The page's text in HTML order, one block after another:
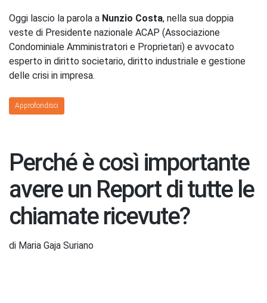
Oggi lascio la parola a Nunzio Costa, nella sua doppia
veste di Presidente nazionale ACAP (Associazione
Condominiale Amministratori e Proprietari) e avvocato
esperto in diritto societario, diritto industriale e gestione
delle crisi in impresa.
Approfondisci
Perché è così importante
avere un Report di tutte le
chiamate ricevute?
di Maria Gaja Suriano